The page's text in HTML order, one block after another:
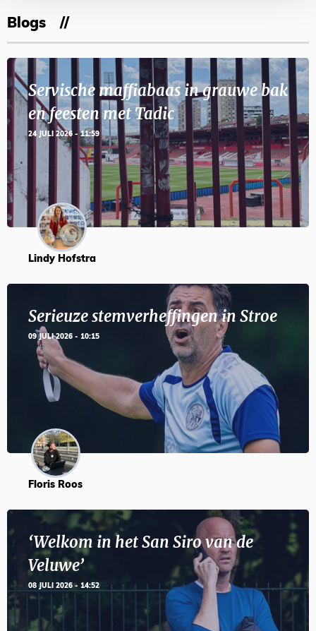
Blogs
Servische maffiabaas in grauwe bak
en feesten met Tadic
24 JULI 2026 - 11:59
Lindy Hofstra
Serieuze stemverheffingen in Stroe
09 JULI 2026 - 10:15
Floris Roos
‘Welkom in het San Siro van de
Veluwe’
08 JULI 2026 - 14:52